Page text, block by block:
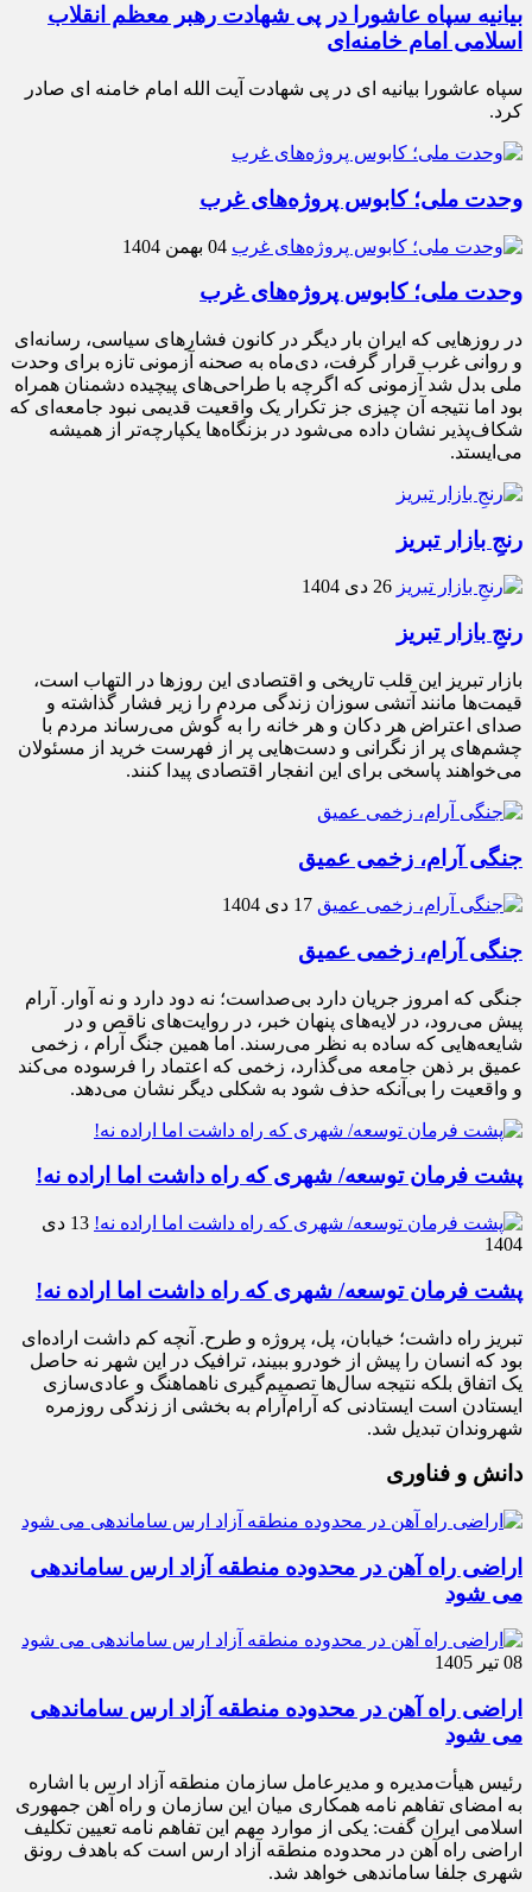
بیانیه سپاه عاشورا در پی شهادت رهبر معظم انقلاب
اسلامی امام خامنه‌ای
سپاه عاشورا بیانیه ای در پی شهادت آیت الله امام خامنه ای صادر
کرد.
وحدت ملی؛ کابوس پروژه‌های غرب
04 بهمن 1404
وحدت ملی؛ کابوس پروژه‌های غرب
در روزهایی که ایران بار دیگر در کانون فشارهای سیاسی، رسانه‌ای
و روانی غرب قرار گرفت، دی‌ماه به صحنه آزمونی تازه برای وحدت
ملی بدل شد آزمونی که اگرچه با طراحی‌های پیچیده دشمنان همراه
بود اما نتیجه آن چیزی جز تکرار یک واقعیت قدیمی نبود جامعه‌ای که
شکاف‌پذیر نشان داده می‌شود در بزنگاه‌ها یکپارچه‌تر از همیشه
می‌ایستد.
رنجِ بازار تبریز
26 دی 1404
رنجِ بازار تبریز
بازار تبریز این قلب تاریخی و اقتصادی این روزها در التهاب است،
قیمت‌ها مانند آتشی سوزان زندگی مردم را زیر فشار گذاشته و
صدای اعتراض هر دکان و هر خانه را به گوش می‌رساند مردم با
چشم‌های پر از نگرانی و دست‌هایی پر از فهرست خرید از مسئولان
می‌خواهند پاسخی برای این انفجار اقتصادی پیدا کنند.
جنگی آرام، زخمی عمیق
17 دی 1404
جنگی آرام، زخمی عمیق
جنگی که امروز جریان دارد بی‌صداست؛ نه دود دارد و نه آوار. آرام
پیش می‌رود، در لایه‌های پنهان خبر، در روایت‌های ناقص و در
شایعه‌هایی که ساده به نظر می‌رسند. اما همین جنگ آرام ، زخمی
عمیق بر ذهن جامعه می‌گذارد، زخمی که اعتماد را فرسوده می‌کند
و واقعیت را بی‌آنکه حذف شود به شکلی دیگر نشان می‌دهد.
پشت فرمان توسعه/ شهری که راه داشت اما اراده نه!
13 دی
1404
پشت فرمان توسعه/ شهری که راه داشت اما اراده نه!
تبریز راه داشت؛ خیابان، پل، پروژه و طرح. آنچه کم داشت اراده‌ای
بود که انسان را پیش از خودرو ببیند، ترافیک در این شهر نه حاصل
یک اتفاق بلکه نتیجه سال‌ها تصمیم‌گیری ناهماهنگ و عادی‌سازی
ایستادن است ایستادنی که آرام‌آرام به بخشی از زندگی روزمره
شهروندان تبدیل شد.
دانش و فناوری
اراضی راه آهن در محدوده منطقه آزاد ارس ساماندهی
می شود
08 تیر 1405
اراضی راه آهن در محدوده منطقه آزاد ارس ساماندهی
می شود
رئیس هیأت‌مدیره و مدیرعامل سازمان منطقه آزاد ارس با اشاره
به امضای تفاهم نامه همکاری میان این سازمان و راه آهن جمهوری
اسلامی ایران گفت: یکی از موارد مهم این تفاهم نامه تعیین تکلیف
اراضی راه آهن در محدوده منطقه آزاد ارس است که باهدف رونق
شهری جلفا ساماندهی خواهد شد.